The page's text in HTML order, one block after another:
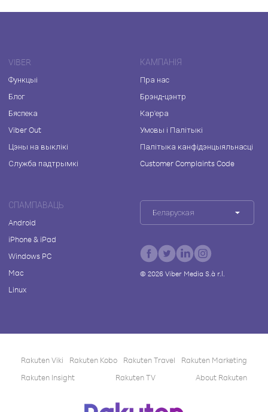
VIBER
Функцыі
Блог
Бяспека
Viber Out
Цэны на выклікі
Служба падтрымкі
КАМПАНІЯ
Пра нас
Брэнд-цэнтр
Кар'ера
Умовы і Палітыкі
Палітыка канфідэнцыяльнасці
Customer Complaints Code
СПАМПАВАЦЬ
Android
iPhone & iPad
Windows PC
Mac
Linux
Беларуская
© 2026Viber Media S.à r.l.
Rakuten Viki Rakuten Kobo Rakuten Travel
Rakuten Marketing
Rakuten Insight
Rakuten TV About Rakuten